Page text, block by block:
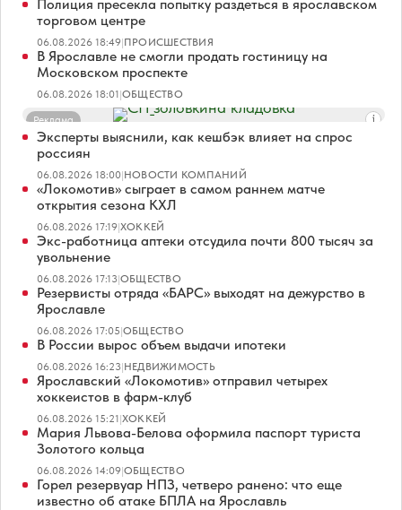
Полиция пресекла попытку раздеться в ярославском
торговом центре
06.08.2026 18:49|ПРОИСШЕСТВИЯ
В Ярославле не смогли продать гостиницу на
Московском проспекте
06.08.2026 18:01|ОБЩЕСТВО
Реклама
Эксперты выяснили, как кешбэк влияет на спрос
россиян
06.08.2026 18:00|НОВОСТИ КОМПАНИЙ
«Локомотив» сыграет в самом раннем матче
открытия сезона КХЛ
06.08.2026 17:19|ХОККЕЙ
Экс-работница аптеки отсудила почти 800 тысяч за
увольнение
06.08.2026 17:13|ОБЩЕСТВО
Резервисты отряда «БАРС» выходят на дежурство в
Ярославле
06.08.2026 17:05|ОБЩЕСТВО
В России вырос объем выдачи ипотеки
06.08.2026 16:23|НЕДВИЖИМОСТЬ
Ярославский «Локомотив» отправил четырех
хоккеистов в фарм-клуб
06.08.2026 15:21|ХОККЕЙ
Мария Львова-Белова оформила паспорт туриста
Золотого кольца
06.08.2026 14:09|ОБЩЕСТВО
Горел резервуар НПЗ, четверо ранено: что еще
известно об атаке БПЛА на Ярославль